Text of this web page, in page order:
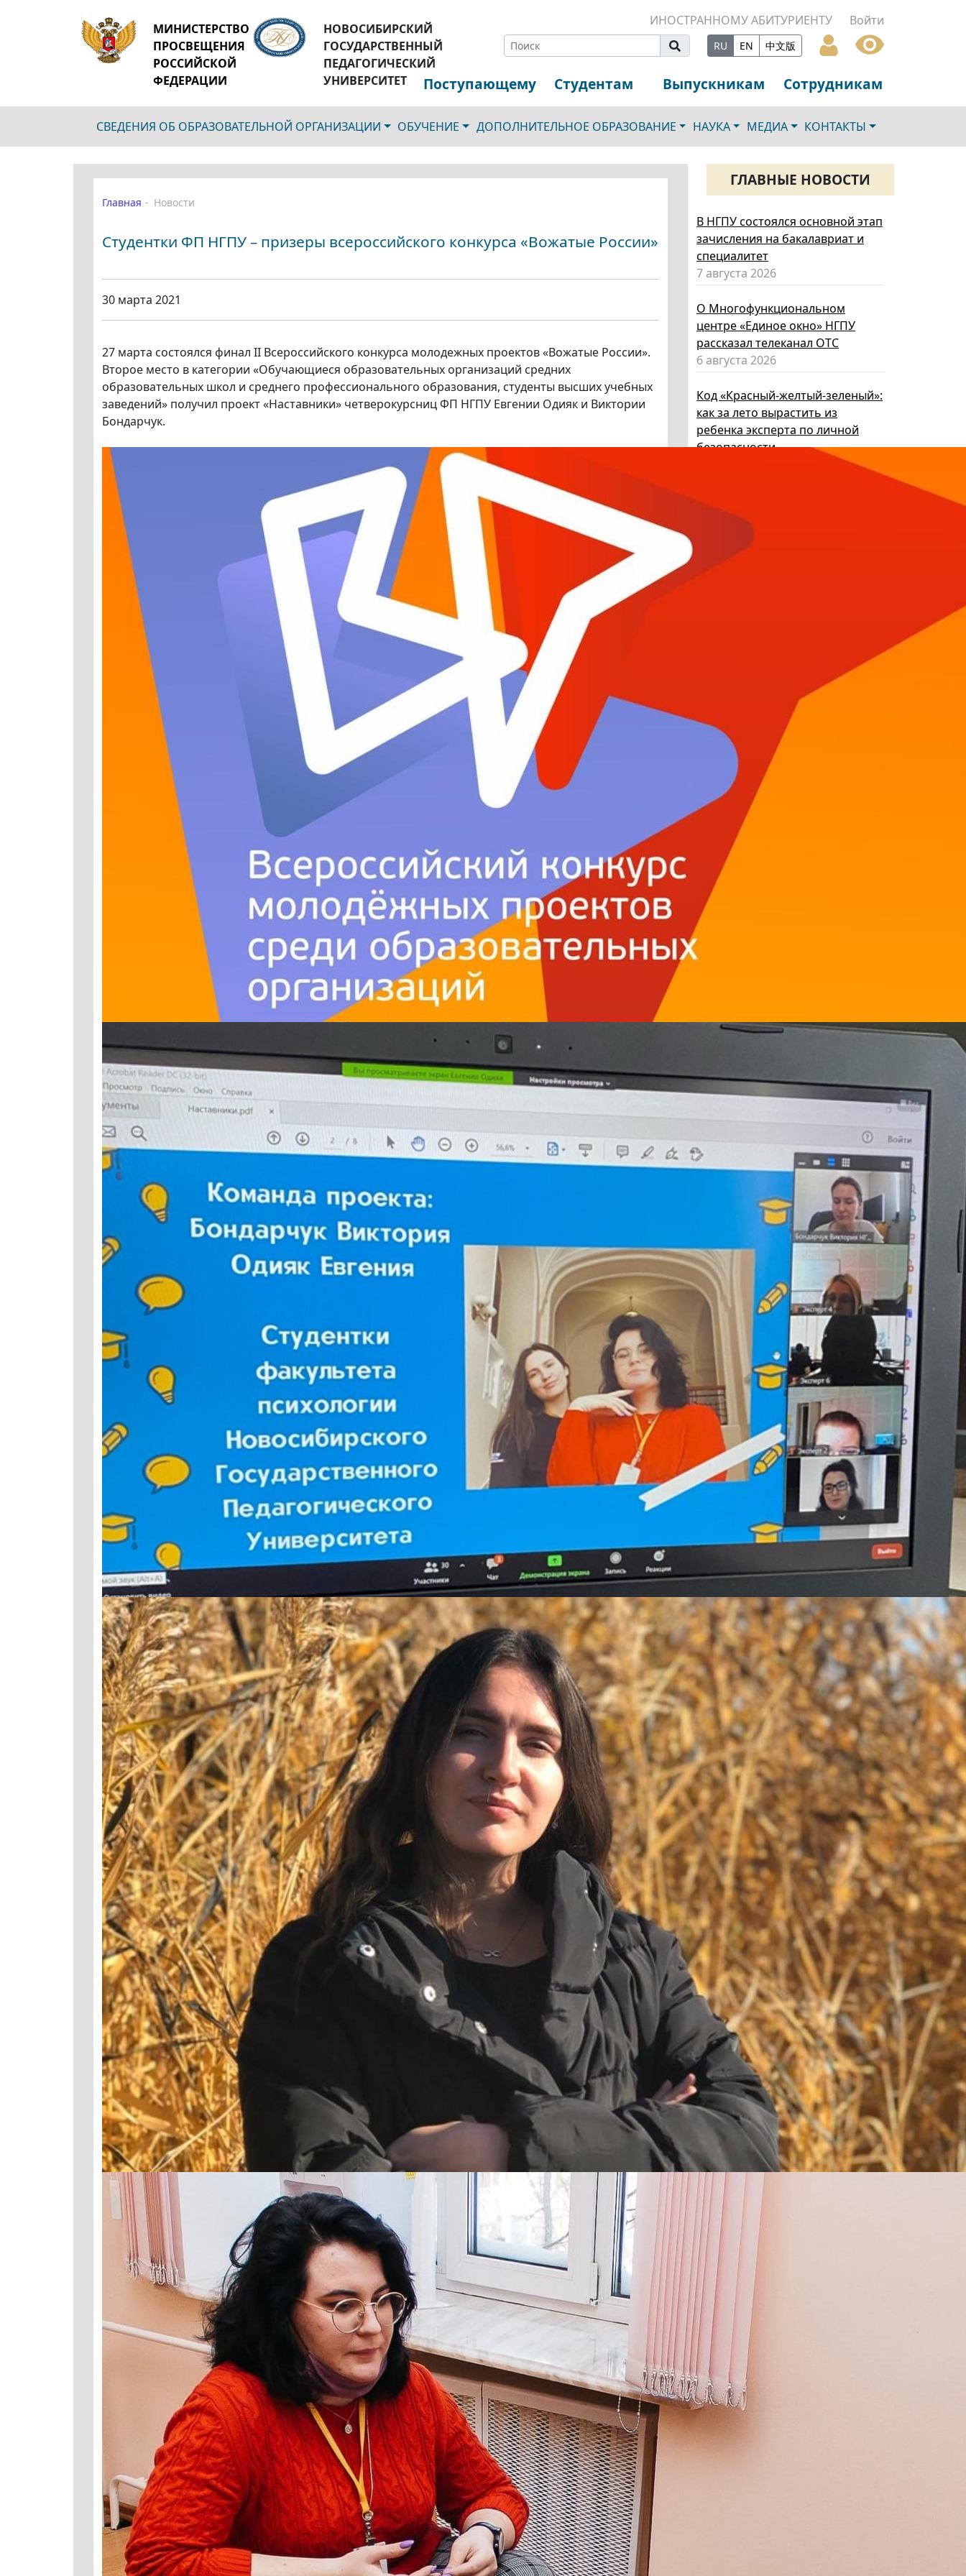
МИНИСТЕРСТВО
ПРОСВЕЩЕНИЯ
РОССИЙСКОЙ
ФЕДЕРАЦИИ
НОВОСИБИРСКИЙ
ГОСУДАРСТВЕННЫЙ
ПЕДАГОГИЧЕСКИЙ
УНИВЕРСИТЕТ
ИНОСТРАННОМУ АБИТУРИЕНТУ Войти
RU EN 中文版
Поступающему Студентам Выпускникам Сотрудникам
СВЕДЕНИЯ ОБ ОБРАЗОВАТЕЛЬНОЙ ОРГАНИЗАЦИИ ОБУЧЕНИЕ ДОПОЛНИТЕЛЬНОЕ ОБРАЗОВАНИЕ НАУКА МЕДИА КОНТАКТЫ
Главная Новости
Студентки ФП НГПУ – призеры всероссийского конкурса «Вожатые России»
30 марта 2021
27 марта состоялся финал II Всероссийского конкурса молодежных проектов «Вожатые России».
Второе место в категории «Обучающиеся образовательных организаций средних
образовательных школ и среднего профессионального образования, студенты высших учебных
заведений» получил проект «Наставники» четверокурсниц ФП НГПУ Евгении Одияк и Виктории
Бондарчук.
ГЛАВНЫЕ НОВОСТИ
В НГПУ состоялся основной этап
зачисления на бакалавриат и
специалитет
7 августа 2026
О Многофункциональном
центре «Единое окно» НГПУ
рассказал телеканал ОТС
6 августа 2026
Код «Красный-желтый-зеленый»:
как за лето вырастить из
ребенка эксперта по личной
безопасности
Эксперт НГПУ объяснил, как
выбрать «умные» очки и как ими
нарушать закон
5 августа 2026
выбором актуальной профессии
НГПУ ждет первокурсников на
собрания по зачислению
4 августа 2026